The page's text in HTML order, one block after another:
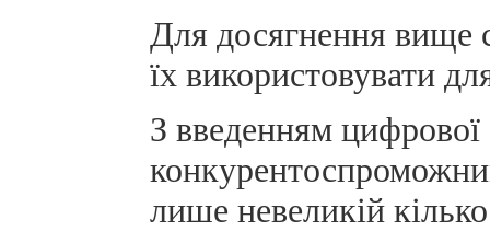
Для досягнення вище
їх використовувати
З введенням цифрової
лише невеликій